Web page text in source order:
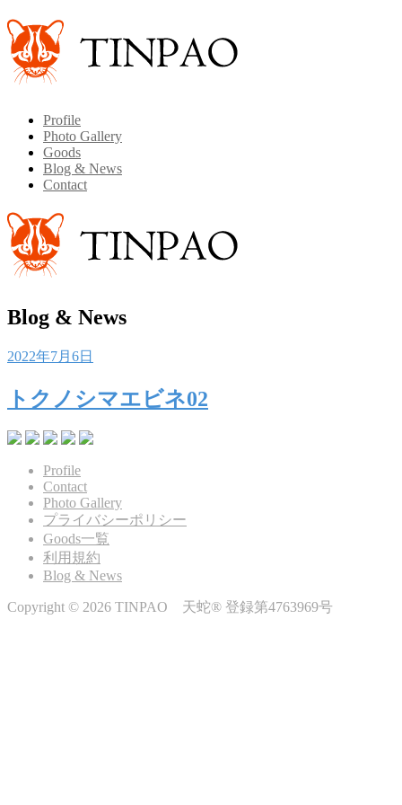
Profile
Photo Gallery
Goods
Blog & News
Contact
Blog & News
Posted
2022年7月6日
トクノシマエビネ02
Profile
Contact
Photo Gallery
プライバシーポリシー
Goods一覧
利用規約
Blog & News
Copyright © 2026 TINPAO